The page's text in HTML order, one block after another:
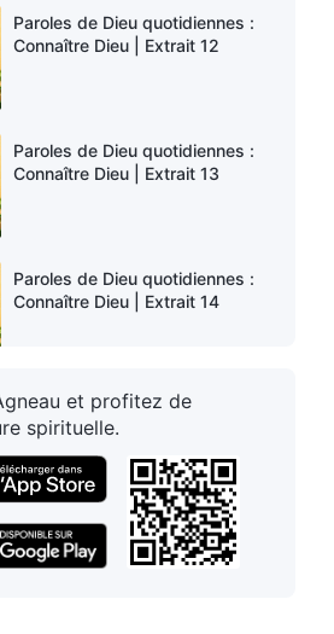
Paroles de Dieu quotidiennes :
Connaître Dieu | Extrait 12
Paroles de Dieu quotidiennes :
Connaître Dieu | Extrait 13
Paroles de Dieu quotidiennes :
Connaître Dieu | Extrait 14
Paroles de Dieu quotidiennes :
Connaître Dieu | Extrait 15
Paroles de Dieu quotidiennes :
Connaître Dieu | Extrait 16
et profitez de
spirituelle.